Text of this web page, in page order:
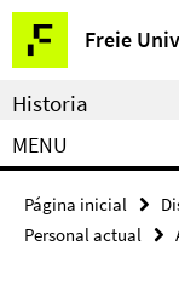
Springe
direkt
zu
Inhalt
Freie
Herramientas
de
navegación
Historia
MENU
Página inicial
Personal actual